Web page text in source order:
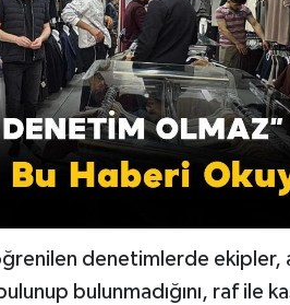
denetimlerde ekipler,
bulunmadığını, raf ile